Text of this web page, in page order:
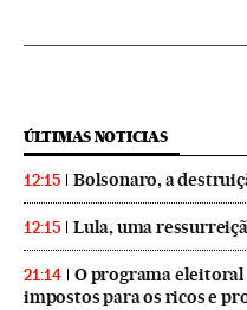
ÚLTIMAS NOTICIAS
12:15 Bolsonaro, a
12:15 Lula, uma
21:14
O programa eleitoral
impostos para os ricos e